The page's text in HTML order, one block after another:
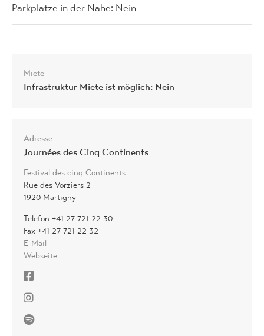
Parkplätze in der Nähe: Nein
Miete
Infrastruktur Miete ist möglich: Nein
Adresse
Journées des Cinq Continents
Festival des cinq Continents
Rue des Vorziers 2
1920 Martigny
Telefon +41 27 721 22 30
Fax +41 27 721 22 32
E-Mail
Webseite